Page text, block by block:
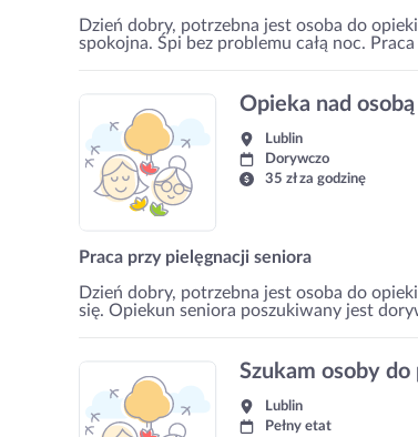
Dzień dobry, potrzebna jest osoba do
spokojna. Śpi bez problemu całą noc.
Opieka nad
Lublin
Dorywczo
35 zł za godzinę
Praca przy pielęgnacji seniora
Dzień dobry, potrzebna jest osoba do
się. Opiekun seniora poszukiwany jest
Szukam osoby
Lublin
Pełny etat